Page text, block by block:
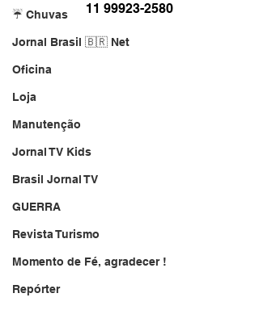
☔ Chuvas
Jornal Brasil 🇧🇷 Net
Oficina
Loja
Manutenção
Jornal TV Kids
Brasil Jornal TV
GUERRA
Revista Turismo
Momento de Fé, agradecer !
Repórter
11 99923-2580